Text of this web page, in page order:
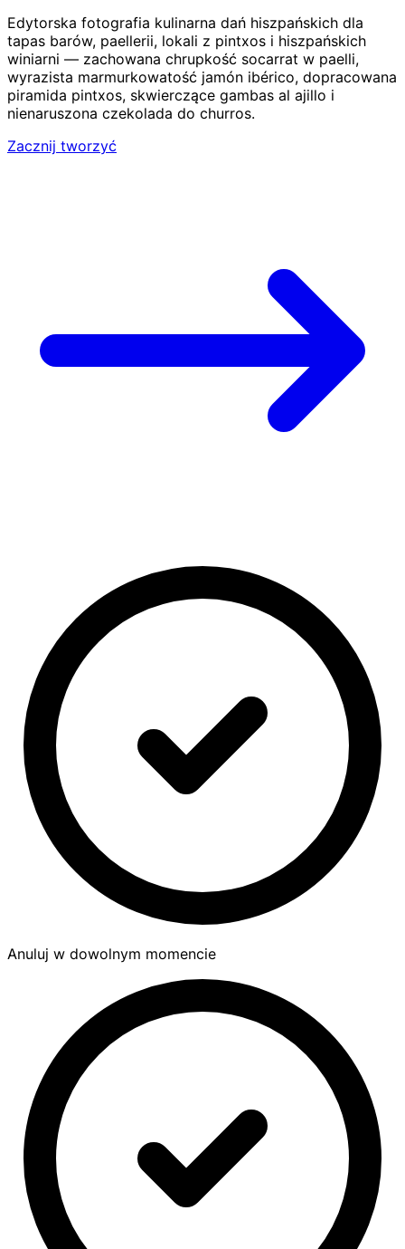
Edytorska fotografia kulinarna dań hiszpańskich dla
tapas barów, paellerii, lokali z pintxos i hiszpańskich
winiarni — zachowana chrupkość socarrat w paelli,
wyrazista marmurkowatość jamón ibérico, dopracowana
piramida pintxos, skwierczące gambas al ajillo i
nienaruszona czekolada do churros.
Zacznij tworzyć
Anuluj w dowolnym momencie